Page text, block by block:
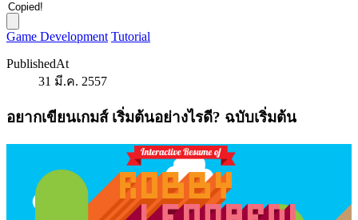
Copied!
Game Development Tutorial
PublishedAt
31 มี.ค. 2557
อยากเขียนเกมส์ เริ่มต้นอย่างไรดี? ฉบับเริ่มต้น